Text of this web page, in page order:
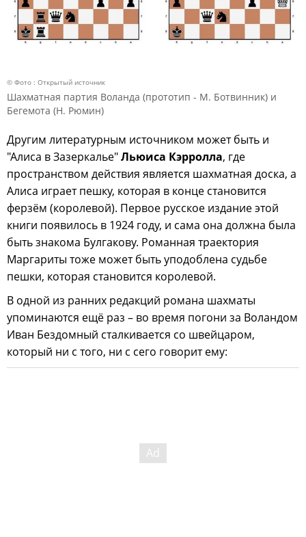
© Фото : Открытый источник
Шахматная партия Воланда (прототип - М. Ботвинник) и
Бегемота (Н. Рюмин)
Другим литературным источником может быть и
"Алиса в Зазеркалье"Льюиса Кэрролла, где
пространством действия является шахматная доска, а
Алиса играет пешку, которая в конце становится
ферзём (королевой). Первое русское издание этой
книги появилось в 1924 году, и сама она должна была
быть знакома Булгакову. Романная траектория
Маргариты тоже может быть уподоблена судьбе
пешки, которая становится королевой.
В одной из ранних редакций романа шахматы
упоминаются ещё раз – во время погони за Воландом
Иван Бездомный сталкивается со швейцаром,
который ни с того, ни с сего говорит ему: